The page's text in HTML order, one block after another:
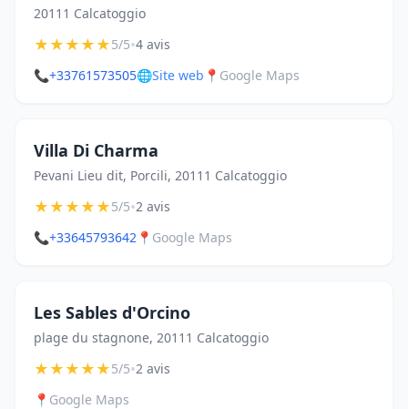
20111 Calcatoggio
★★★★★5/5•4 avis
📞+33761573505🌐Site web 📍 Google Maps
Villa Di Charma
Pevani Lieu dit, Porcili, 20111 Calcatoggio
★★★★★5/5•2 avis
📞+33645793642 📍 Google Maps
Les Sables d'Orcino
plage du stagnone, 20111 Calcatoggio
★★★★★5/5•2 avis
📍 Google Maps